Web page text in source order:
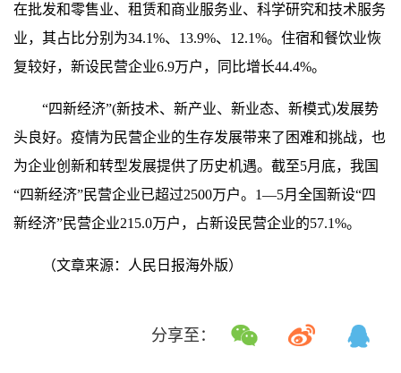
在批发和零售业、租赁和商业服务业、科学研究和技术服务
业，其占比分别为34.1%、13.9%、12.1%。住宿和餐饮业恢
复较好，新设民营企业6.9万户，同比增长44.4%。
“四新经济”(新技术、新产业、新业态、新模式)发展势
头良好。疫情为民营企业的生存发展带来了困难和挑战，也
为企业创新和转型发展提供了历史机遇。截至5月底，我国
“四新经济”民营企业已超过2500万户。1—5月全国新设“四
新经济”民营企业215.0万户，占新设民营企业的57.1%。
（文章来源：人民日报海外版）
分享至：